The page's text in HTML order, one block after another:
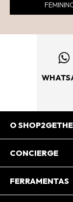
O
Sobre Nós
CONCIERGE
Central de
FERRAMENTAS